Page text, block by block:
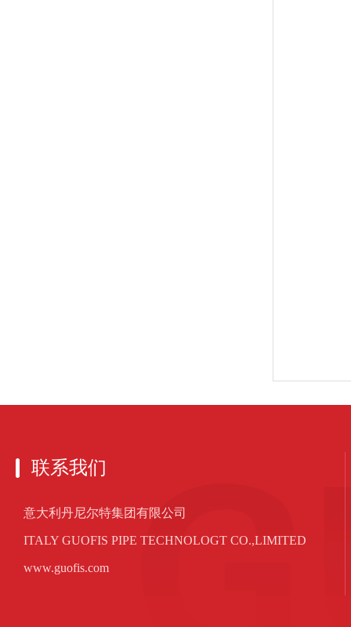
联系我们
意大利丹尼尔特集团有限公司
ITALY GUOFIS PIPE TECHNOLOGT CO.,LIMITED
www.guofis.com